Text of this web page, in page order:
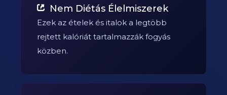
Nem Diétás Élelmiszerek
Ezek az ételek és italok a legtöbb
rejtett kalóriát tartalmazzák fogyás
közben.